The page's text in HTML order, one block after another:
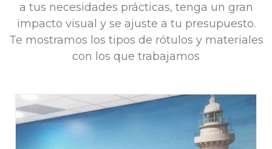
a tus necesidades prácticas, tenga un gran
impacto visual y se ajuste a tu presupuesto.
Te mostramos los tipos de rótulos y materiales
con los que trabajamos